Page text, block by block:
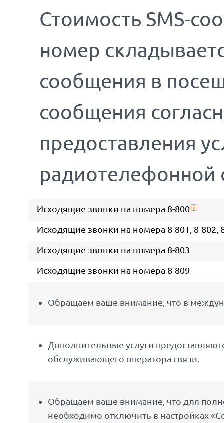
Стоимость SMS-
номер
сообщения в
сообщения
предоставления
радиотелефонной
Исходящие звонки на номера 8-800
Исходящие звонки на номера 8-801, 8-802,
Исходящие звонки на номера 8-803
Исходящие звонки на номера 8-809
Обращаем ваше внимание, что в
Дополнительные услуги
обслуживающего оператора связи.
Обращаем ваше внимание, что для
необходимо отключить в настройках